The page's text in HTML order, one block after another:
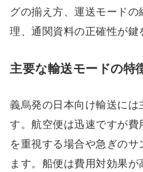
グの揃え方、運送モード
理、通関資料の正確性が鍵
主要な輸送モードの特
義烏発の日本向け輸送には
す。航空便は迅速ですが
を重視する場合や急ぎの
ます。船便は費用対効果